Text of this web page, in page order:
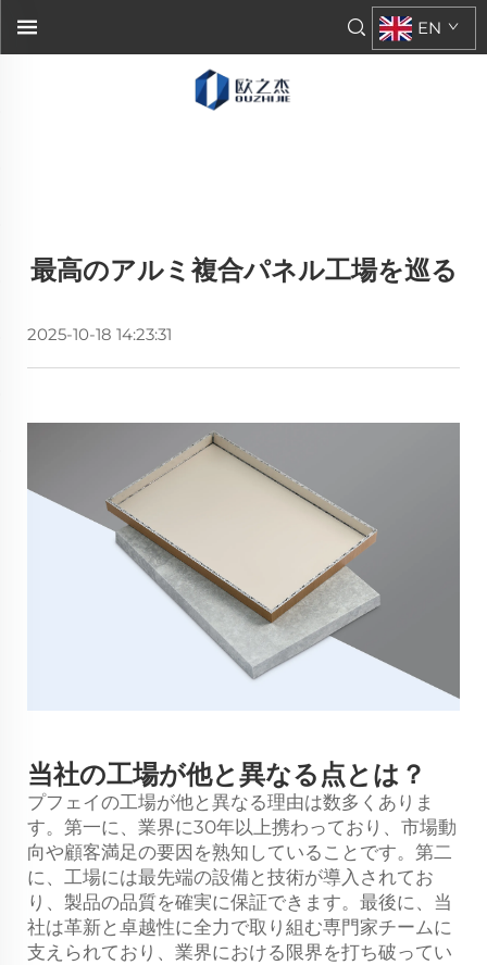
EN
最高のアルミ複合パネル工場を巡る
2025-10-18 14:23:31
当社の工場が他と異なる点とは？
プフェイの工場が他と異なる理由は数多くありま
す。第一に、業界に30年以上携わっており、市場動
向や顧客満足の要因を熟知していることです。第二
に、工場には最先端の設備と技術が導入されてお
り、製品の品質を確実に保証できます。最後に、当
社は革新と卓越性に全力で取り組む専門家チームに
支えられており、業界における限界を打ち破ってい